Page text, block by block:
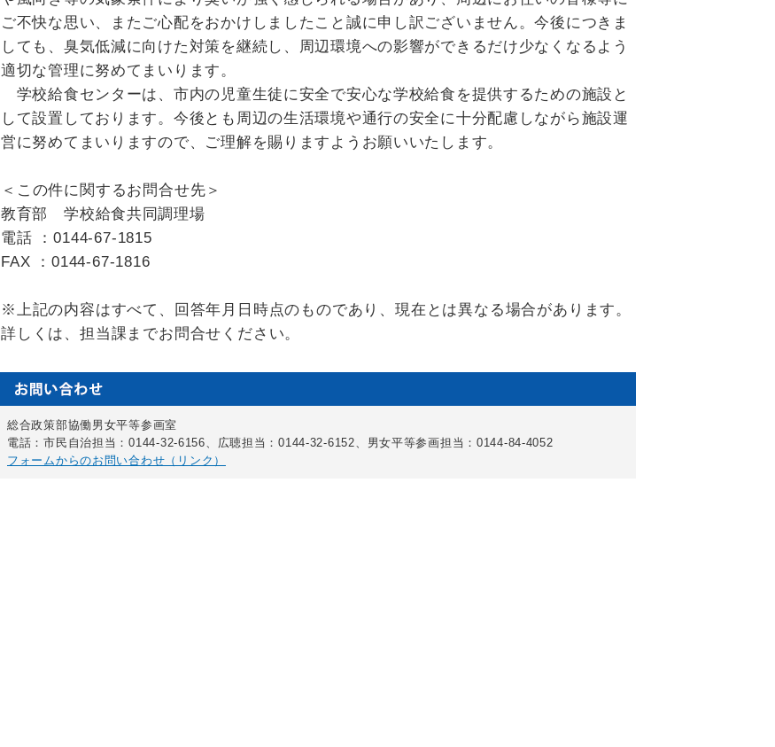
ご不快な思い、またご心配をおかけしましたこと誠に申し訳ございません。今後につきま
しても、臭気低減に向けた対策を継続し、周辺環境への影響ができるだけ少なくなるよう
適切な管理に努めてまいります。
学校給食センターは、市内の児童生徒に安全で安心な学校給食を提供するための施設と
して設置しております。今後とも周辺の生活環境や通行の安全に十分配慮しながら施設運
営に努めてまいりますので、ご理解を賜りますようお願いいたします。
＜この件に関するお問合せ先＞
教育部学校給食共同調理場
電話 ：0144-67-1815
FAX ：0144-67-1816
※上記の内容はすべて、回答年月日時点のものであり、現在とは異なる場合があります。
詳しくは、担当課までお問合せください。
総合政策部協働男女平等参画室
電話：市民自治担当：0144-32-6156、広聴担当：0144-32-6152、男女平等参画担当：0144-84-4052
フォームからのお問い合わせ（リンク）